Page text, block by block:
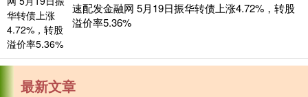
速配发金融网 5月19日振华转债上涨4.72%，转股
溢价率5.36%
最新文章